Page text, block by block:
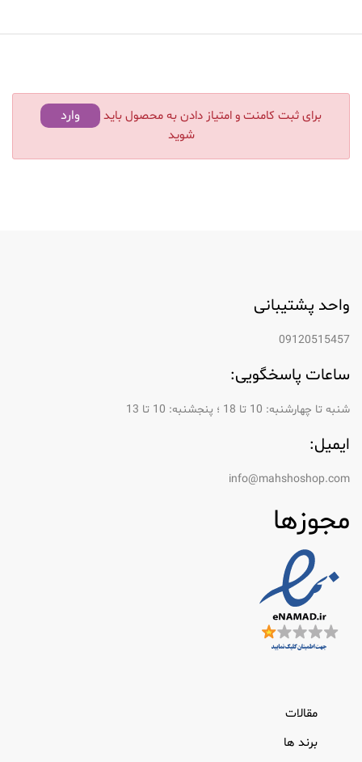
برای ثبت کامنت و امتیاز دادن به محصول باید وارد
شوید
واحد پشتیبانی
09120515457
ساعات پاسخگویی:
شنبه تا چهارشنبه: 10 تا 18 ؛ پنجشنبه: 10 تا 13
ایمیل:
info@mahshoshop.com
مجوزها
مقالات
برند ها